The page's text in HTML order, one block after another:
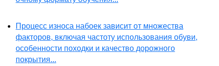
Процесс износа набоек зависит от множества
факторов, включая частоту использования обуви,
особенности походки и качество дорожного
покрытия...